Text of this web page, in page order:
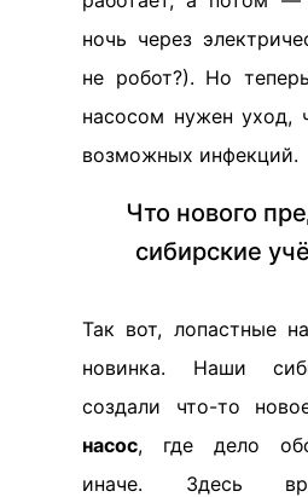
ночь через
не робот?). Но
насосом нужен уход,
возможных инфекций.
Что нового
сибирские
Так вот, лопастные
новинка. Наши
создали что-то
насос, где дело
иначе. Здесь